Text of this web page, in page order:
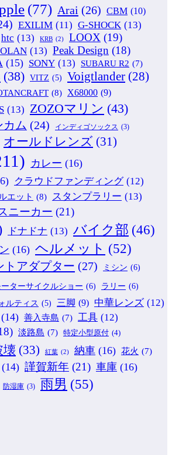
(77) Arai (26) CBM (10)
EXILIM (11) G-SHOCK (13)
htc (13) KRB (2) LOOX (19)
(13) Peak Design (18)
(15) SONY (13) SUBARU R2 (7)
(38) VITZ (5) Voigtlander (28)
(8) X68000 (9)
(13) ZOZOマリン (43)
カム (24) インディゴソックス (3)
オールドレンズ (31)
カレー (16)
クラウドファンディング (12)
エット (8) スタンプラリー (13)
ニーカー (21)
ドナドナ (13) バイク部 (46)
(16) ヘルメット (52)
トアダプター (27) ミシン (6)
ーターサイクルショー (6) ラリー (6)
ルティス (5) 三脚 (9) 中華レンズ (12)
(14) 善入寺島 (7) 工具 (12)
淡路島 (7) 特定小型原付 (4)
壊 (33) 紅葉 (2) 納車 (16) 花火 (7)
(14) 謹賀新年 (21) 車庫 (16)
防湿庫 (3) 雨男 (55)